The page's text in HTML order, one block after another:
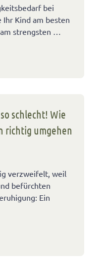
bei
Ihr Kind am besten
am strengsten …
schlecht! Wie
richtig umgehen
verzweifelt, weil
befürchten
Ein